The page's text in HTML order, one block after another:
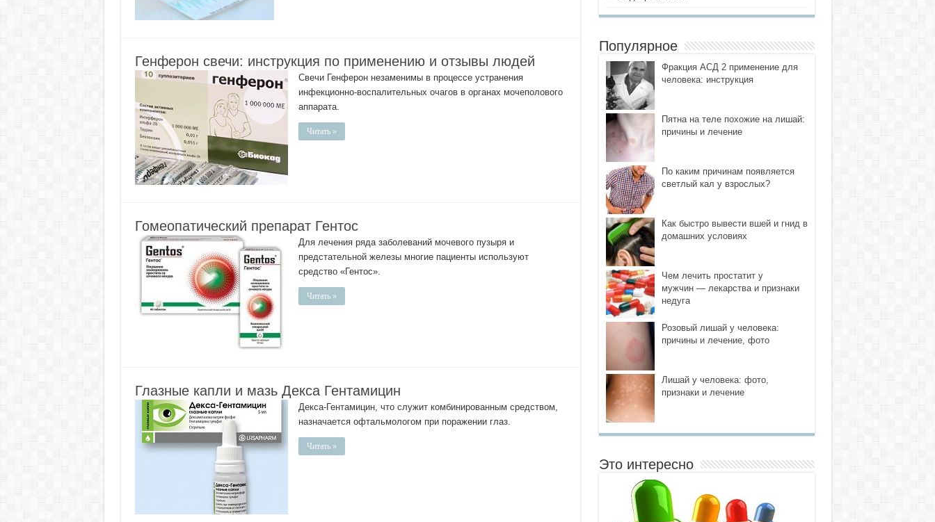
Генферон свечи: инструкция по применению и отзывы людей
Свечи Генферон незаменимы в процессе устранения
инфекционно-воспалительных очагов в органах мочеполового
аппарата.
Читать »
Гомеопатический препарат Гентос
Для лечения ряда заболеваний мочевого пузыря и
предстательной железы многие пациенты используют
средство «Гентос».
Читать »
Глазные капли и мазь Декса Гентамицин
Декса-Гентамицин, что служит комбинированным средством,
назначается офтальмологом при поражении глаз.
Читать »
Популярное
Фракция АСД 2 применение для
человека: инструкция
Пятна на теле похожие на лишай:
причины и лечение
По каким причинам появляется
светлый кал у взрослых?
Как быстро вывести вшей и гнид в
домашних условиях
Чем лечить простатит у
мужчин — лекарства и признаки
недуга
Розовый лишай у человека:
причины и лечение, фото
Лишай у человека: фото,
признаки и лечение
Это интересно